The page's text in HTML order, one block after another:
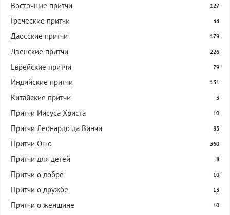
Восточные притчи 127
Греческие притчи 38
Даосские притчи 179
Дзенские притчи 226
Еврейские притчи 79
Индийские притчи 151
Китайские притчи 3
Притчи Иисуса Христа 10
Притчи Леонардо да Винчи 83
Притчи Ошо 360
Притчи для детей 8
Притчи о добре 10
Притчи о дружбе 13
Притчи о женщине 10